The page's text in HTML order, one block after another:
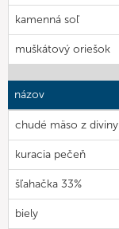
kamenná soľ
muškátový oriešok
názov
chudé mäso z diviny
kuracia pečeň
šľahačka 33%
biely